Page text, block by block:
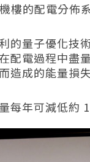
樓的配電分佈
的量子優化技
配電過程中盡
造成的能量損
每年可減低約